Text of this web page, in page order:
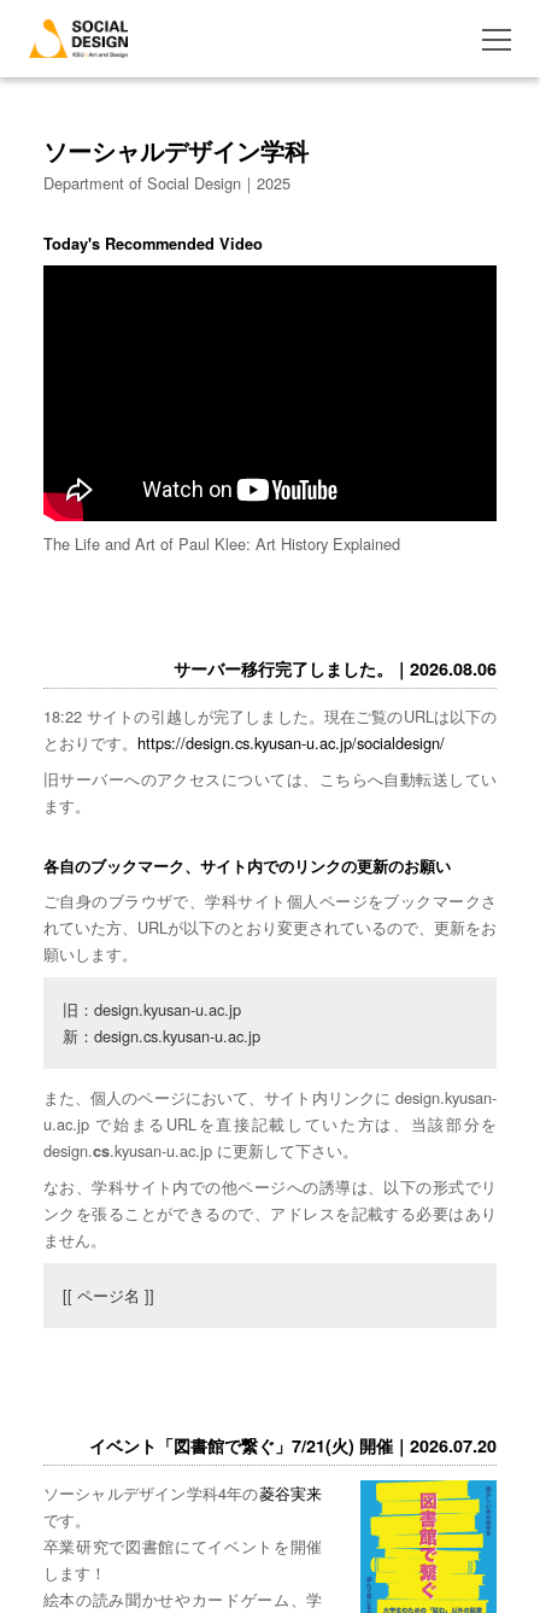
ソーシャルデザイン学科
Department of Social Design｜2025
Today's Recommended Video
The Life and Art of Paul Klee: Art History Explained
サーバー移行完了しました。｜2026.08.06
18:22 サイトの引越しが完了しました。現在ご覧のURLは以下の
とおりです。 https://design.cs.kyusan-u.ac.jp/socialdesign/
旧サーバーへのアクセスについては、こちらへ自動転送してい
ます。
各自のブックマーク、サイト内でのリンクの更新のお願い
ご自身のブラウザで、学科サイト個人ページをブックマークさ
れていた方、URLが以下のとおり変更されているので、更新をお
願いします。
旧：design.kyusan-u.ac.jp
新：design.cs.kyusan-u.ac.jp
また、個人のページにおいて、サイト内リンクに design.kyusan-
u.ac.jp で始まるURLを直接記載していた方は、当該部分を
design.cs.kyusan-u.ac.jp に更新して下さい。
なお、学科サイト内での他ページへの誘導は、以下の形式でリ
ンクを張ることができるので、アドレスを記載する必要はあり
ません。
[[ ページ名 ]]
イベント「図書館で繋ぐ」7/21(火) 開催｜2026.07.20
ソーシャルデザイン学科4年の菱谷実来
です。
卒業研究で図書館にてイベントを開催
します！
絵本の読み聞かせやカードゲーム、学